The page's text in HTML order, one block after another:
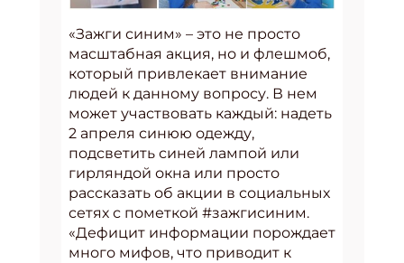
«Зажги синим» – это не просто
масштабная акция, но и флешмоб,
который привлекает внимание
людей к данному вопросу. В нем
может участвовать каждый: надеть
2 апреля синюю одежду,
подсветить синей лампой или
гирляндой окна или просто
рассказать об акции в социальных
сетях с пометкой #зажгисиним.
«Дефицит информации порождает
много мифов, что приводит к